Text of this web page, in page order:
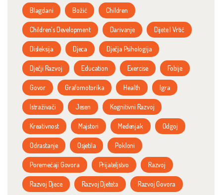
Blagdani Božić Children
Children's Development Darivanje Dijete I Vrtić
Disleksija Djeca Dječja Psihologija
Dječji Razvoj Education Exercise Fobije
Govor Grafomotorika Health Igra
Istraživači Jesen Kognitivni Razvoj
Kreativnost Majstori Medenjak Odgoj
Odrastanje Osjetila Pokloni
Poremećaji Govora Prijateljstvo Razvoj
Razvoj Djece Razvoj Djeteta Razvoj Govora